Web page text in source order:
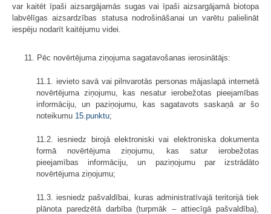
var kaitēt īpaši aizsargājamās sugas vai īpaši aizsargājamā biotopa
labvēlīgas aizsardzības statusa nodrošināšanai un varētu palielināt
iespēju nodarīt kaitējumu videi.
11. Pēc novērtējuma ziņojuma sagatavošanas ierosinātājs:
11.1. ievieto savā vai pilnvarotās personas mājaslapā internetā
novērtējuma ziņojumu, kas nesatur ierobežotas pieejamības
informāciju, un paziņojumu, kas sagatavots saskaņā ar šo
noteikumu 15.punktu;
11.2. iesniedz birojā elektroniski vai elektroniska dokumenta
formā novērtējuma ziņojumu, kas satur ierobežotas
pieejamības informāciju, un paziņojumu par izstrādāto
novērtējuma ziņojumu;
11.3. iesniedz pašvaldībai, kuras administratīvajā teritorijā tiek
plānota paredzētā darbība (turpmāk – attiecīgā pašvaldība),